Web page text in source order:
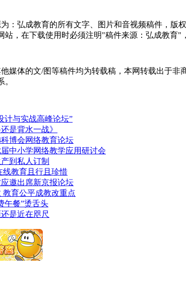
：弘成教育的所有文字、图片和音视频稿件，
站，在下载使用时必须注明"稿件来源：弘成教育"
媒体的文/图等稿件均为转载稿，本网转载出于
计与实战高峰论坛”
是背水一战》
博会网络教育论坛
中小学网络教学应用研讨会
到私人订制
线教育且行且珍惜
邀出席新京报论坛
育公平成教改重点
午餐”烫舌头
是近在咫尺